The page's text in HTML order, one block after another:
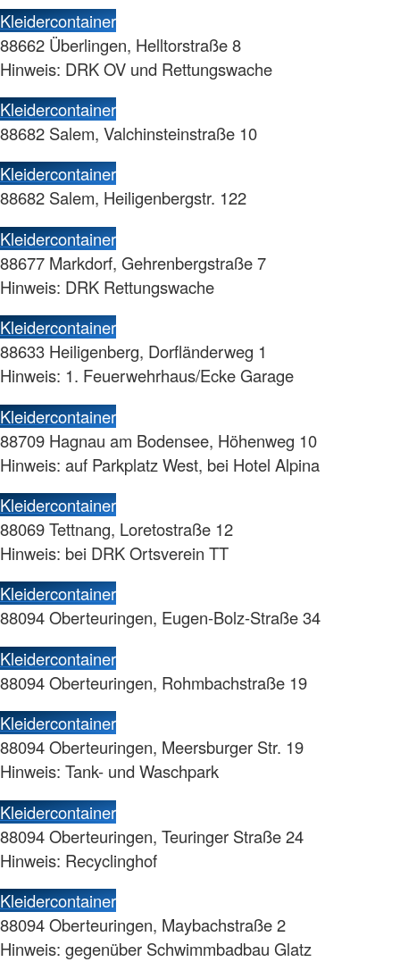
Kleidercontainer
88662 Überlingen, Helltorstraße 8
Hinweis: DRK OV und Rettungswache
Kleidercontainer
88682 Salem, Valchinsteinstraße 10
Kleidercontainer
88682 Salem, Heiligenbergstr. 122
Kleidercontainer
88677 Markdorf, Gehrenbergstraße 7
Hinweis: DRK Rettungswache
Kleidercontainer
88633 Heiligenberg, Dorfländerweg 1
Hinweis: 1. Feuerwehrhaus/Ecke Garage
Kleidercontainer
88709 Hagnau am Bodensee, Höhenweg 10
Hinweis: auf Parkplatz West, bei Hotel Alpina
Kleidercontainer
88069 Tettnang, Loretostraße 12
Hinweis: bei DRK Ortsverein TT
Kleidercontainer
88094 Oberteuringen, Eugen-Bolz-Straße 34
Kleidercontainer
88094 Oberteuringen, Rohmbachstraße 19
Kleidercontainer
88094 Oberteuringen, Meersburger Str. 19
Hinweis: Tank- und Waschpark
Kleidercontainer
88094 Oberteuringen, Teuringer Straße 24
Hinweis: Recyclinghof
Kleidercontainer
88094 Oberteuringen, Maybachstraße 2
Hinweis: gegenüber Schwimmbadbau Glatz